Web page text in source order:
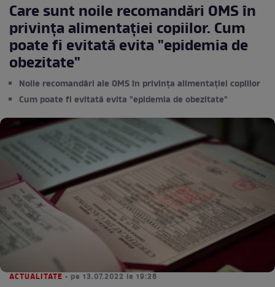
Care sunt noile recomandări OMS în
privința alimentației copiilor. Cum
poate fi evitată evita "epidemia de
obezitate"
Noile recomandări ale OMS în privința alimentației copiilor
Cum poate fi evitată evita "epidemia de obezitate"
ACTUALITATE • pe 13.07.2022 la 19:28